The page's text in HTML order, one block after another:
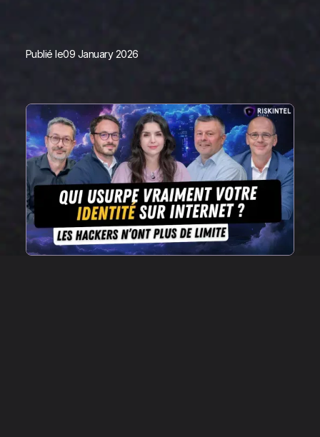
Publié le09 January 2026